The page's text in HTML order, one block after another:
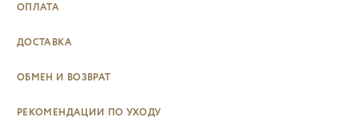
ОПЛАТА
ДОСТАВКА
ОБМЕН И ВОЗВРАТ
РЕКОМЕНДАЦИИ ПО УХОДУ